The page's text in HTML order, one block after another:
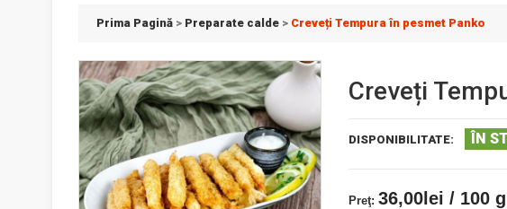
Prima Pagină > Preparate calde > Creveți Tempura în pesmet Panko
Creveți
DISPONIBILITATE: ÎN
Preţ: 36,00lei / 100 g